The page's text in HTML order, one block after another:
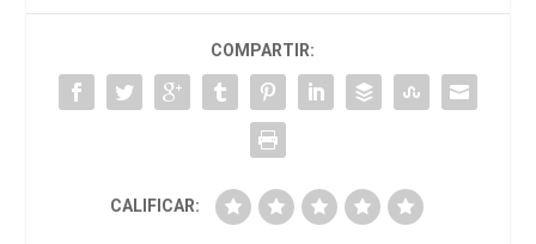
COMPARTIR:
CALIFICAR: